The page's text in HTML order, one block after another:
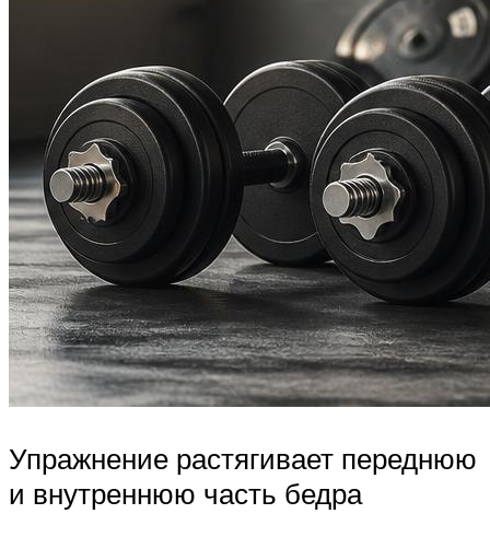
Упражнение растягивает переднюю
и внутреннюю часть бедра